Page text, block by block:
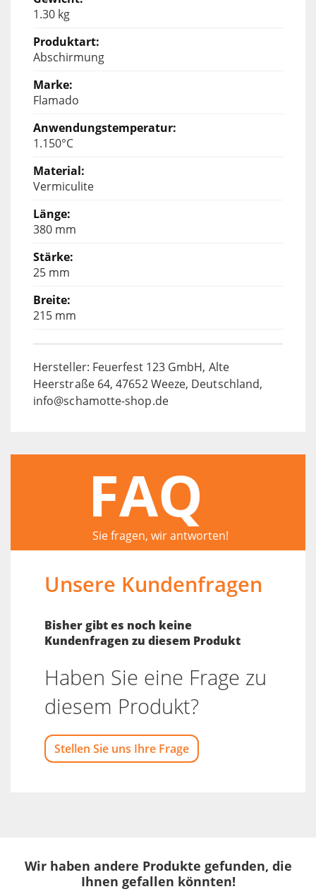
1.30 kg
Abschirmung
Flamado
1.150°C
Vermiculite
380 mm
25 mm
215 mm
Hersteller: Feuerfest 123 GmbH, Alte
Heerstraße 64, 47652 Weeze, Deutschland,
info@schamotte-shop.de
FAQ
Sie fragen, wir antworten!
Unsere Kundenfragen
Bisher gibt es noch keine
Kundenfragen zu diesem Produkt
Haben Sie eine Frage zu
diesem Produkt?
Stellen Sie uns Ihre Frage
Wir haben andere Produkte gefunden, die
Ihnen gefallen könnten!